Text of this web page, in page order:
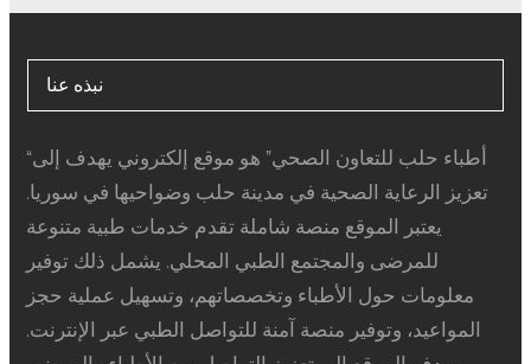
نبذه عنا
“أطباء حلب للتعاون الصحي” هو موقع إلكتروني يهدف إلى
تعزيز الرعاية الصحية في مدينة حلب وضواحيها في سوريا.
يعتبر الموقع منصة شاملة تقدم خدمات طبية متنوعة
للمرضى والمجتمع الطبي المحلي. يشمل ذلك توفير
معلومات حول الأطباء وتخصصاتهم، وتسهيل عملية حجز
المواعيد، وتوفير منصة آمنة للتواصل الطبي عبر الإنترنت.